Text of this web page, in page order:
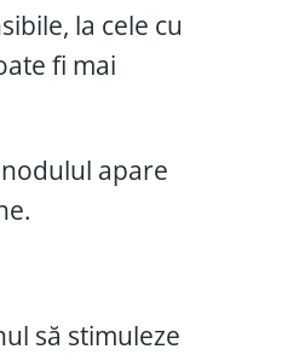
la cele cu
fi mai
apare
să stimuleze